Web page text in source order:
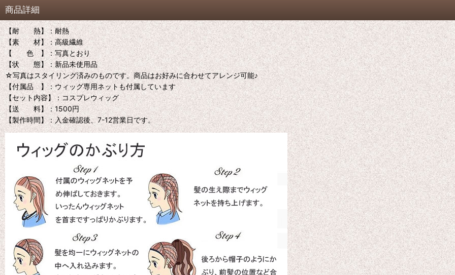
商品詳細
【耐 熱】：耐熱
【素 材】：高級繊維
【 色 】：写真とおり
【状 態】：新品未使用品
☆写真はスタイリング済みのものです。商品はお好みに合わせてアレンジ可能♪
【付属品 】：ウィッグ専用ネットも付属しています
【セット内容】：コスプレウィッグ
【送 料】：1500円
【製作時間】：入金確認後、7-12営業日です。